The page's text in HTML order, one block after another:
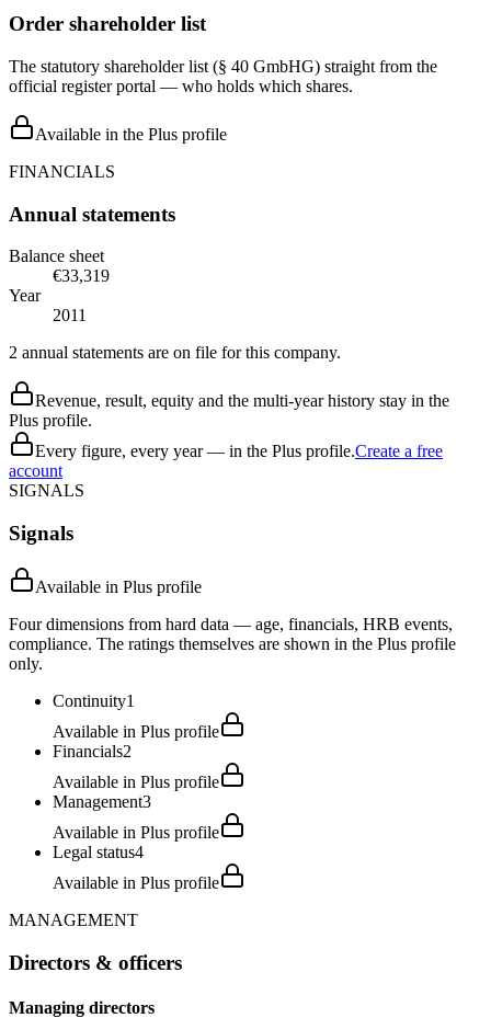
Order shareholder list
The statutory shareholder list (§ 40 GmbHG) straight from the
official register portal — who holds which shares.
Available in the Plus profile
FINANCIALS
Annual statements
Balance sheet
€33,319
Year
2011
2 annual statements are on file for this company.
Revenue, result, equity and the multi-year history stay in the
Plus profile.
Every figure, every year — in the Plus profile.Create a free
account
SIGNALS
Signals
Available in Plus profile
Four dimensions from hard data — age, financials, HRB events,
compliance. The ratings themselves are shown in the Plus profile
only.
Continuity1
Available in Plus profile
Financials2
Available in Plus profile
Management3
Available in Plus profile
Legal status4
Available in Plus profile
MANAGEMENT
Directors & officers
Managing directors